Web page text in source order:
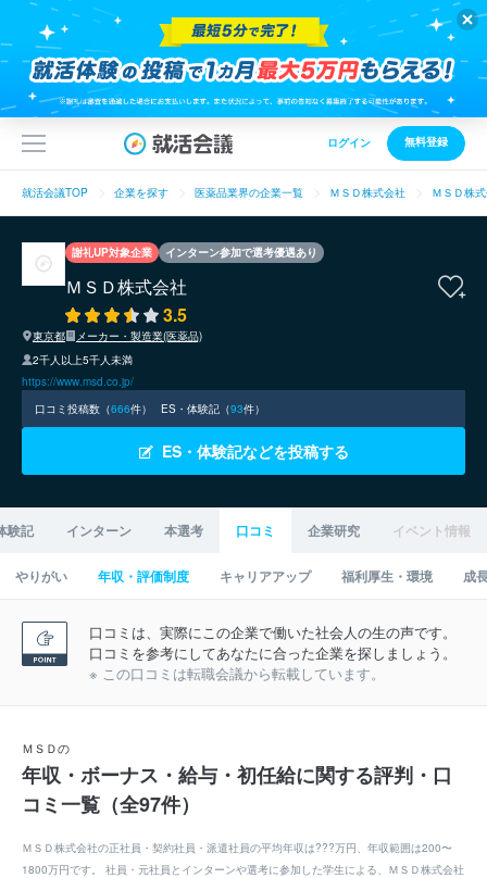
ログイン 無料登録
就活会議TOP 企業を探す 医薬品業界の企業一覧 ＭＳＤ株式会社 ＭＳＤ株
謝礼UP対象企業 インターン参加で選考優遇あり
ＭＳＤ株式会社
3.5
東京都
メーカー・製造業(医薬品)
2千人以上5千人未満
https://www.msd.co.jp/
口コミ投稿数（666件） ES・体験記（93件）
ES・体験記などを投稿する
験記 インターン 本選考 口コミ 企業研究 イベント情報
やりがい 年収・評価制度 キャリアアップ 福利厚生・環境 成
口コミは、実際にこの企業で働いた社会人の生の声です。
口コミを参考にしてあなたに合った企業を探しましょう。
※ この口コミは転職会議から転載しています。
ＭＳＤの
年収・ボーナス・給与・初任給に関する評判・口
コミ一覧（全97件）
ＭＳＤ株式会社の正社員・契約社員・派遣社員の平均年収は???万円、年収範囲は200〜
1800万円です。 社員・元社員とインターンや選考に参加した学生による、ＭＳＤ株式会社